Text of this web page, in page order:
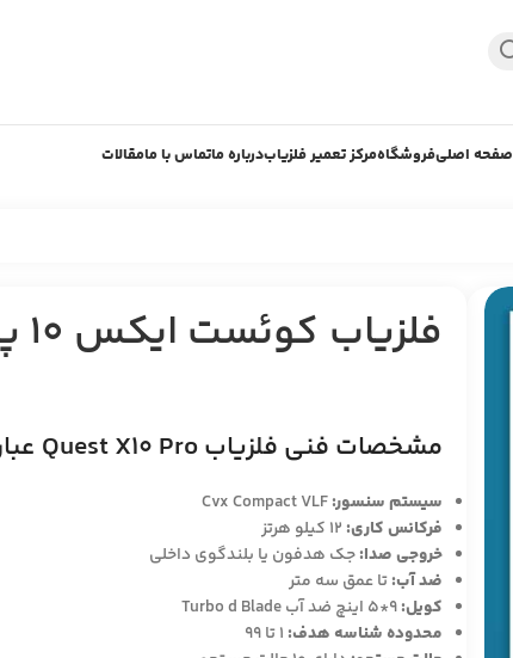
صفحه اصلیفروشگاهمرکز تعمیر فلزیابدرباره ماتماس با مامقالات
فلزیاب کوئست ایکس 10 پرو
مشخصات فنی فلزیاب Quest X10 Pro عبارتند از:
سیستم سنسور:
فرکانس کاری:
خروجی صدا:جک هدفون یا بلندگوی داخلی
ضد آب:تا عمق سه متر
کویل:
محدوده شناسه هدف: